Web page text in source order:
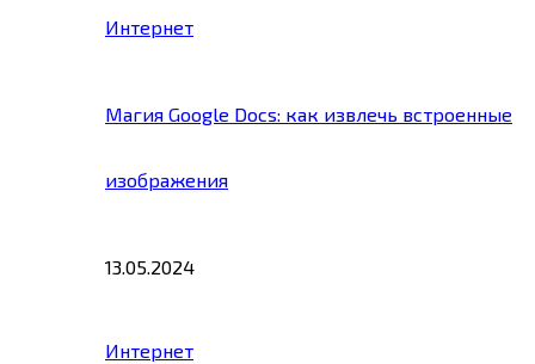
Интернет
Магия Google Docs: как извлечь встроенные
изображения
13.05.2024
Интернет